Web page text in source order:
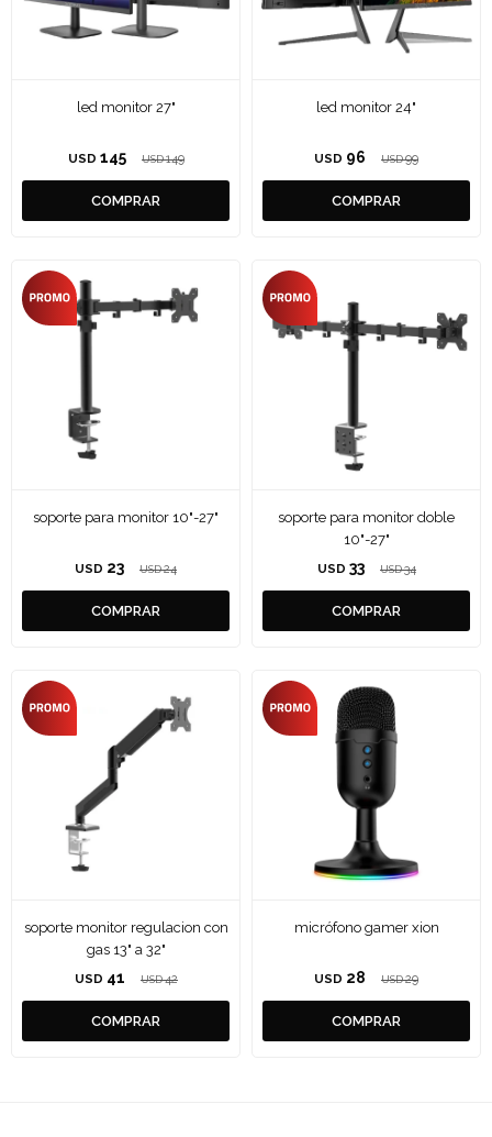
led monitor 27"
USD 145 USD 149
led monitor 24"
USD 96 USD 99
soporte para monitor 10"-27"
USD 23 USD 24
soporte para monitor doble
10"-27"
USD 33 USD 34
soporte monitor regulacion con
gas 13" a 32"
USD 41 USD 42
micrófono gamer xion
USD 28 USD 29